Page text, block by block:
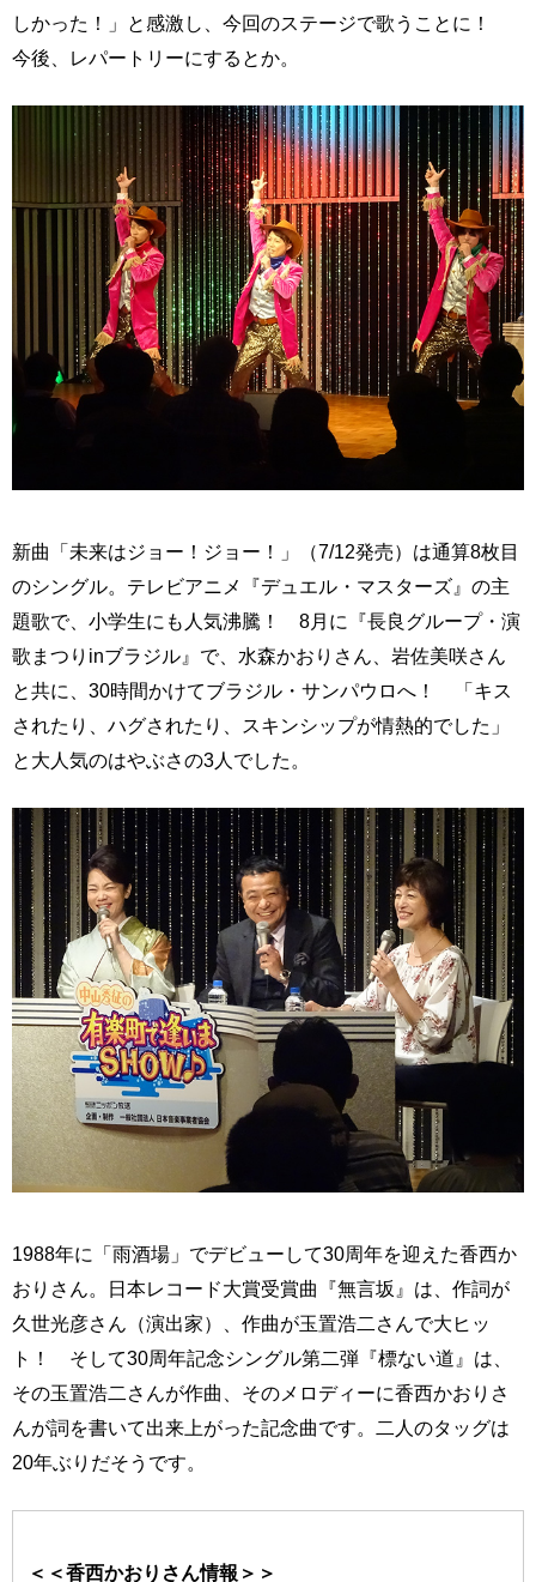
しかった！」と感激し、今回のステージで歌うことに！
今後、レパートリーにするとか。
新曲「未来はジョー！ジョー！」（7/12発売）は通算8枚目
のシングル。テレビアニメ『デュエル・マスターズ』の主
題歌で、小学生にも人気沸騰！ 8月に『長良グループ・演
歌まつりinブラジル』で、水森かおりさん、岩佐美咲さん
と共に、30時間かけてブラジル・サンパウロへ！ 「キス
されたり、ハグされたり、スキンシップが情熱的でした」
と大人気のはやぶさの3人でした。
1988年に「雨酒場」でデビューして30周年を迎えた香西か
おりさん。日本レコード大賞受賞曲『無言坂』は、作詞が
久世光彦さん（演出家）、作曲が玉置浩二さんで大ヒッ
ト！ そして30周年記念シングル第二弾『標ない道』は、
その玉置浩二さんが作曲、そのメロディーに香西かおりさ
んが詞を書いて出来上がった記念曲です。二人のタッグは
20年ぶりだそうです。
＜＜香西かおりさん情報＞＞